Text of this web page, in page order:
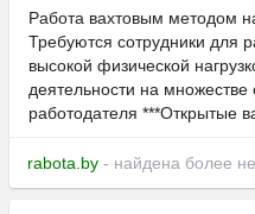
Работа вахтовым методом
Требуются сотрудники для
высокой физической
деятельности на множестве
работодателя ***Открытые
rabota.by - найдена более